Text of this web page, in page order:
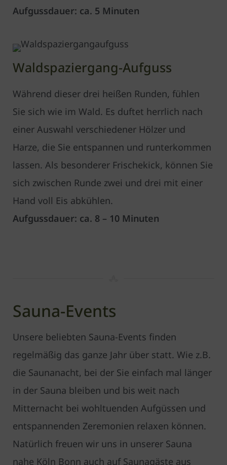
Aufgussdauer: ca. 5 Minuten
Waldspaziergang-Aufguss
Während dieser drei heißen Runden, fühlen
Sie sich wie im Wald. Es duftet herrlich nach
einer Auswahl verschiedener Hölzer und
Harze, die Sie entspannen und runterkommen
lassen. Als besonderer Frischekick, können Sie
sich zwischen Runde zwei und drei mit einer
Hand voll Eis abkühlen.
Aufgussdauer: ca. 8 – 10 Minuten
Sauna-Events
Unsere beliebten Sauna-Events finden
regelmäßig das ganze Jahr über statt. Wie z.B.
die Sauna­nacht, bei der Sie einfach mal länger
in der Sauna bleiben und bis weit nach
Mitternacht bei wohltuenden Aufgüssen und
entspannenden Zeremonien relaxen können.
Natürlich freuen wir uns in unserer Sauna
nahe Köln Bonn auch auf Saunagäste aus